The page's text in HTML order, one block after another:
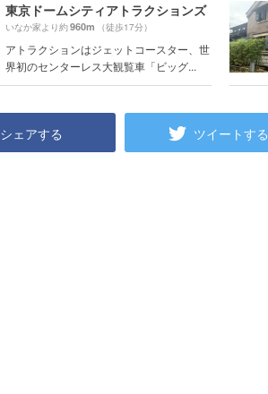
東京ドームシティアトラクションズ
いなか家より約960m （徒歩17分）
アトラクションはジェットコースター、世
界初のセンターレス大観覧車「ビッグ...
シェアする ツイートする